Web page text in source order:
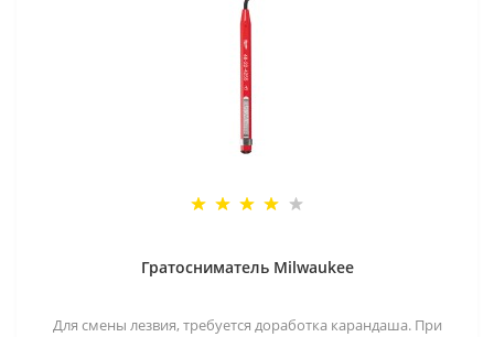
Гратосниматель Milwaukee
Для смены лезвия, требуется доработка карандаша. При